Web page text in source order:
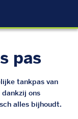
pas
tankpas van
ons
alles bijhoudt.